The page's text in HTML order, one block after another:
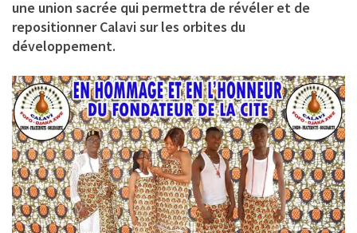
une union sacrée qui permettra de révéler et de
repositionner Calavi sur les orbites du
développement.